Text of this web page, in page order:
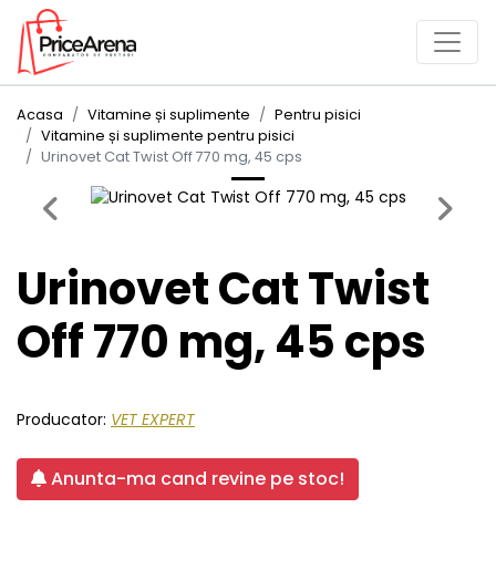
Acasa Vitamine și suplimente
Pentru pisici
Vitamine și suplimente pentru pisici
Urinovet Cat Twist Off 770 mg, 45 cps
Previous Next
Urinovet Cat Twist
Off 770 mg, 45 cps
Producator: VET EXPERT
Anunta-ma cand revine pe stoc!